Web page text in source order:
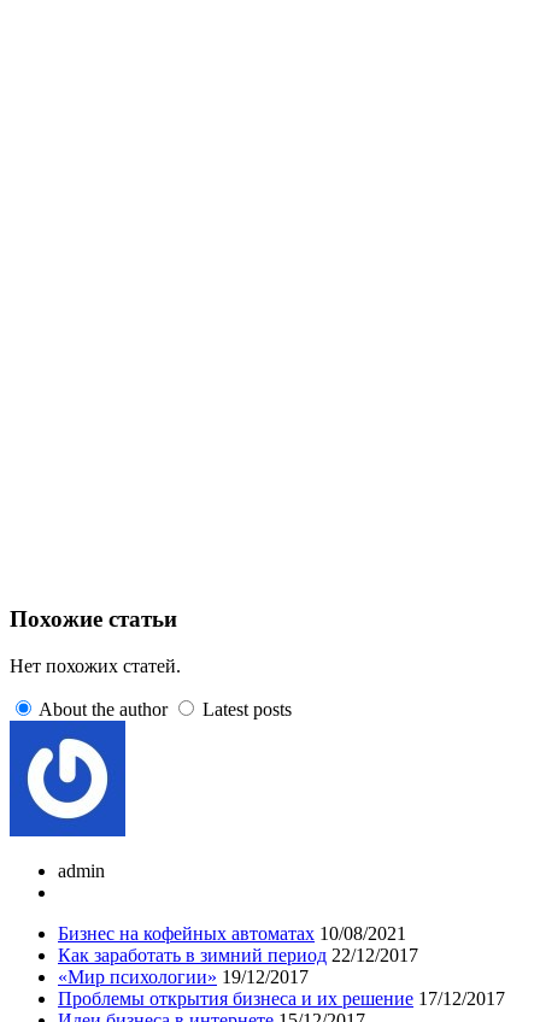
Похожие статьи
Нет похожих статей.
About the author Latest posts
admin
Бизнес на кофейных автоматах 10/08/2021
Как заработать в зимний период 22/12/2017
«Мир психологии» 19/12/2017
Проблемы открытия бизнеса и их решение 17/12/2017